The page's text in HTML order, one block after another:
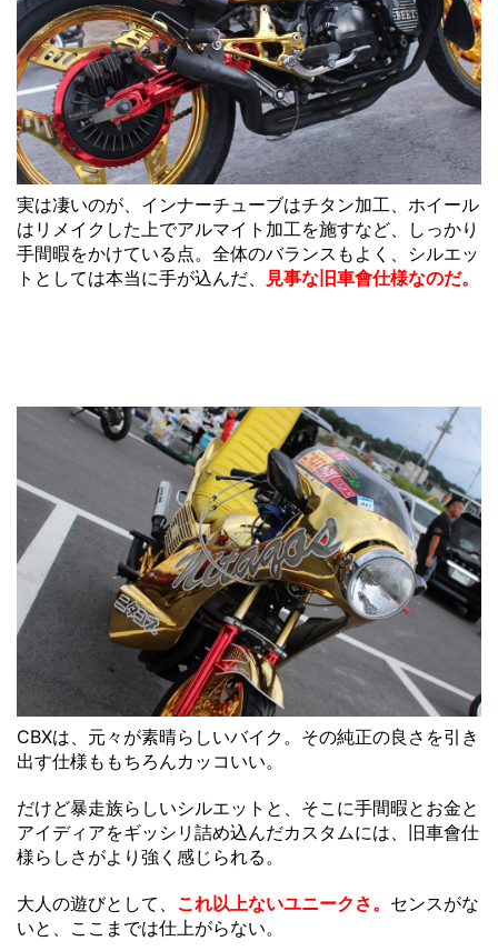
実は凄いのが、インナーチューブはチタン加工、ホイール
はリメイクした上でアルマイト加工を施すなど、しっかり
手間暇をかけている点。全体のバランスもよく、シルエッ
トとしては本当に手が込んだ、
見事な旧車會仕様なのだ。
CBXは、元々が素晴らしいバイク。その純正の良さを引き
出す仕様ももちろんカッコいい。
だけど暴走族らしいシルエットと、そこに手間暇とお金と
アイディアをギッシリ詰め込んだカスタムには、旧車會仕
様らしさがより強く感じられる。
大人の遊びとして、 これ以上ないユニークさ。 センスがな
いと、ここまでは仕上がらない。